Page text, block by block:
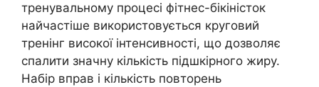
тренувальному процесі фітнес-бікіністок
найчастіше використовується круговий
тренінг високої інтенсивності, що дозволяє
спалити значну кількість підшкірного жиру.
Набір вправ і кількість повторень